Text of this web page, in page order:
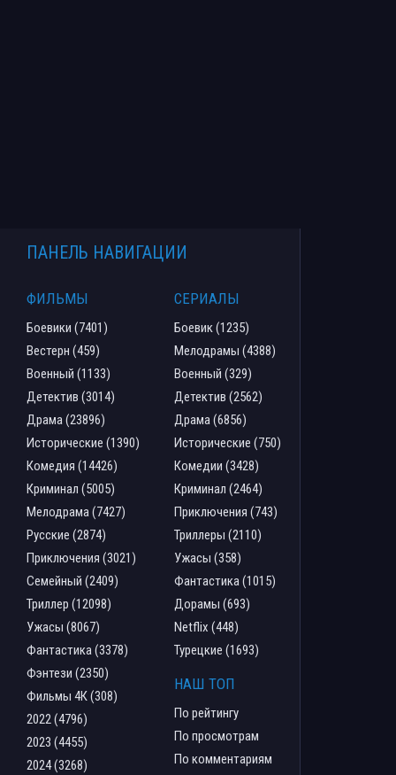
ПАНЕЛЬ НАВИГАЦИИ
ФИЛЬМЫ
Боевики (7401)
Вестерн (459)
Военный (1133)
Детектив (3014)
Драма (23896)
Исторические (1390)
Комедия (14426)
Криминал (5005)
Мелодрама (7427)
Русские (2874)
Приключения (3021)
Семейный (2409)
Триллер (12098)
Ужасы (8067)
Фантастика (3378)
Фэнтези (2350)
Фильмы 4К (308)
2022 (4796)
2023 (4455)
2024 (3268)
СЕРИАЛЫ
Боевик (1235)
Мелодрамы (4388)
Военный (329)
Детектив (2562)
Драма (6856)
Исторические (750)
Комедии (3428)
Криминал (2464)
Приключения (743)
Триллеры (2110)
Ужасы (358)
Фантастика (1015)
Дорамы (693)
Netflix (448)
Турецкие (1693)
НАШ ТОП
По рейтингу
По просмотрам
По комментариям